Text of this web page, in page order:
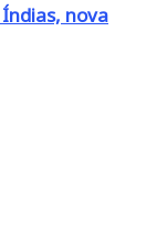
nova